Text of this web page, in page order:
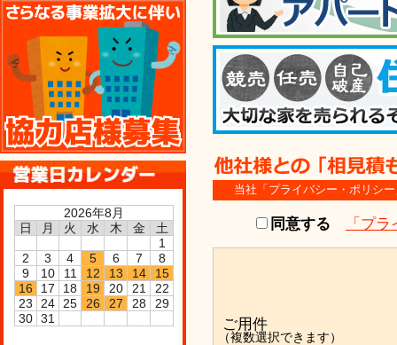
当社「プライバシー・ポリシ
同意する 「プ
ご用件
（複数選択できます）
協力店様募集
2026年8月
日
月 火 水 木 金
土
1
2
3 4 5 6 7
8
9
10 11 12 13 14
15
16
17 18 19 20 21
22
23
24 25 26 27 28
29
30 31